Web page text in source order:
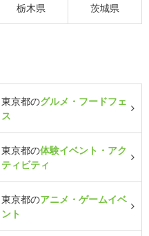
栃木県 茨城県
東京都のグルメ・フードフェ
ス
東京都の体験イベント・アク
ティビティ
東京都のアニメ・ゲームイベ
ント